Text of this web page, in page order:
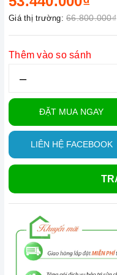
Giá thị trường: 66.800.000₫
Thêm vào so sánh
–
ĐẶT MUA NGAY
LIÊN HỆ FACEBOOK